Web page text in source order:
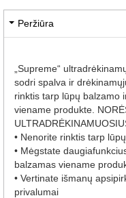
Peržiūra
„Supreme“
sodri spalva ir
rinktis tarp lūpų balzamo
viename produkte.
• Nenorite rinktis tarp
• Mėgstate
balzamas viename
• Vertinate išmanų
privalumai